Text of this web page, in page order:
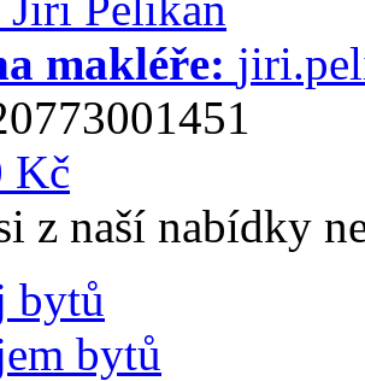
makléře:
Kč
z naší nabídky
bytů
bytů